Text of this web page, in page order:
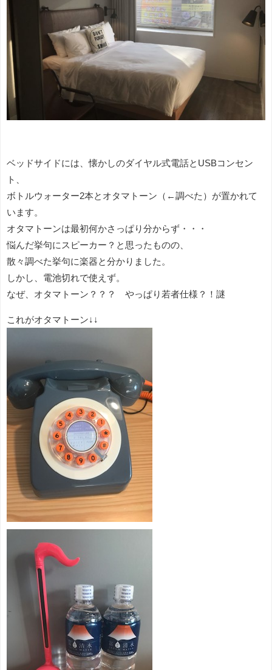
ベッドサイドには、懐かしのダイヤル式電話とUSBコンセン
ト、
ボトルウォーター2本とオタマトーン（←調べた）が置かれて
います。
オタマトーンは最初何かさっぱり分からず・・・
悩んだ挙句にスピーカー？と思ったものの、
散々調べた挙句に楽器と分かりました。
しかし、電池切れで使えず。
なぜ、オタマトーン？？？ やっぱり若者仕様？！謎
これがオタマトーン↓↓